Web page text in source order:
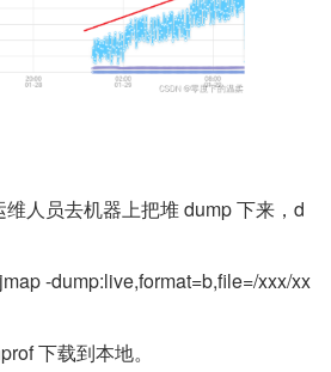
人员去机器上把堆 dump 下来，d
-dump:live,format=b,file=/xxx/xx
下载到本地。